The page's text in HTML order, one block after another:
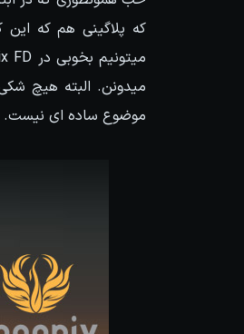
که پلاگینی هم که این
موضوع ساده ای نیست.